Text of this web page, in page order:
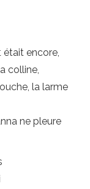
encore,
colline,
la larme
ne pleure